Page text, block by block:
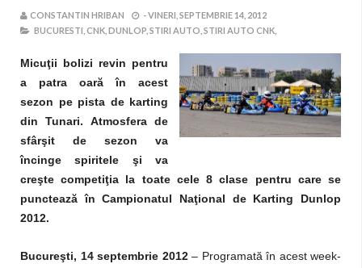
CONSTANTIN HRIBAN -VINERI, SEPTEMBRIE 14, 2012
BUCURESTI, CNK, DUNLOP, STIRI AUTO, STIRI AUTO CNK,
Micuţii bolizi revin pentru
a patra oară în acest
sezon pe pista de karting
din Tunari. Atmosfera de
sfârşit de sezon va
încinge spiritele şi va
creşte competiţia la toate cele 8 clase pentru care se
punctează în Campionatul Naţional de Karting Dunlop
2012.
Bucureşti, 14 septembrie 2012– Programată în acest week-